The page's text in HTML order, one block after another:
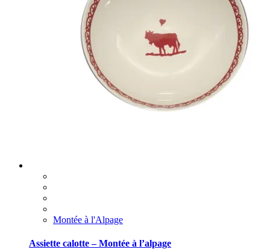
Montée à l'Alpage
Assiette calotte – Montée à l’alpage